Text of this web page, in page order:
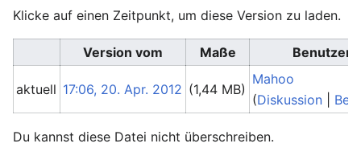
Klicke auf einen Zeitpunkt, um diese Version zu laden.
Version vom Maße Benutzer
aktuell 17:06, 20. Apr. 2012 (1,44 MB)
Mahoo
(Diskussion
Du kannst diese Datei nicht überschreiben.